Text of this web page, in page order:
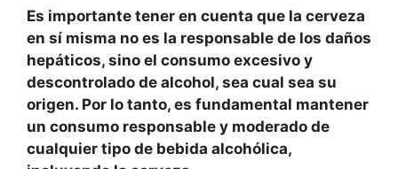
Es importante tener en cuenta que la cerveza
en sí misma no es la responsable de los daños
hepáticos, sino el consumo excesivo y
descontrolado de alcohol, sea cual sea su
origen. Por lo tanto, es fundamental mantener
un consumo responsable y moderado de
cualquier tipo de bebida alcohólica,